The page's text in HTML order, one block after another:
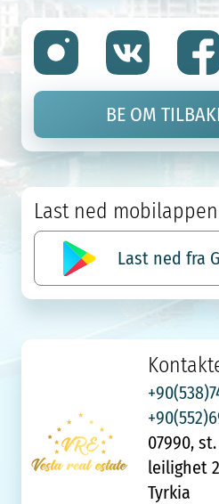
07990,
leilighet
Tyrkia
Last ned mobilappen
Last ned fra
BE OM